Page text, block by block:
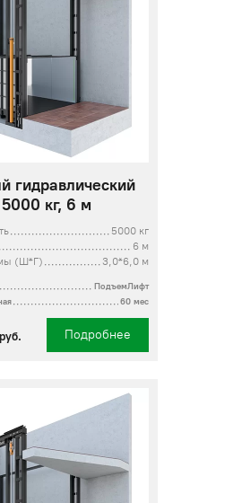
гидравлический
кг, 6 м
5000 кг
6 м
(Ш*Г)
3,0*6,0 м
ПодъемЛифт
60 мес
руб. Подробнее